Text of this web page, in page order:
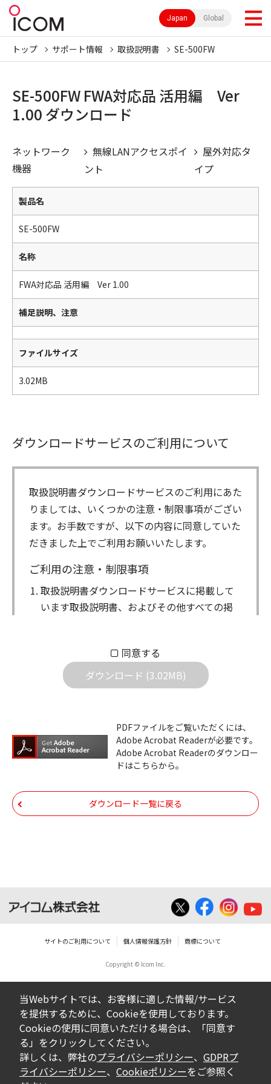
Japan Global
トップ サポート情報 取扱説明書 SE-500FW
SE-500FW FWA対応品 活用編 Ver
1.00 ダウンロード
ネットワーク
機器
無線LANアクセスポイ
ント
屋外対応タ
イプ
製品名
SE-500FW
名称
FWA対応品 活用編 Ver 1.00
補足説明、注意
ファイルサイズ
3.02MB
ダウンロードサービスのご利用について
取扱説明書ダウンロードサービスのご利用にあた
りましては、いくつかの注意・制限事項がござい
ます。お手数ですが、以下の内容に同意していた
だきました上でご利用お願いいたします。
ご利用の注意・制限事項
取扱説明書ダウンロードサービスに掲載して
います取扱説明書、およびその他すべての掲
属します。ダウンロードした取扱説明書は、
個人が本来の目的でご使用されることは可能
ですが、権利者の許諾を得ることなく、以下
ダウンロードした取扱説明書は、複製、賃
貸、改変、公衆送信、または公衆送信可能
化することはできません。
いは無償を問わず、第三者に譲渡あるいは
使用させる事ができません。
ダウンロードした取扱説明書等に使用され
の転用は一切出来ません。
ダウンロードした取扱説明書およびその他す
べての掲載物の変更は一切行わないでくださ
い。お客様による内容の変更により、何らか
の欠陥が生じたとしても、弊社では一切の保
証をいたしません。また、内容の変更の結
果、万一お客様に損害が生じたとしても、弊
社及び販売店等は一切の責任を負いません。
同意する
ダウンロード (3.02MB)
PDFファイルをご覧いただくには、
Adobe Acrobat Readerが必要です。
Adobe Acrobat Readerのダウンロー
ドはこちらから。
ダウンロード一覧に戻る
サイトのご利用について 個人情報保護方針 商標について
Copyright © Icom Inc.
当Webサイトでは、お客様に適した情報/サービス
を提供するために、Cookieを使用しております。
Cookieの使用に同意いただける場合は、「同意す
る」をクリックしてください。
詳しくは、弊社のプライバシーポリシー、 GDPRプ
ライバシーポリシー、 Cookieポリシーをご参照く